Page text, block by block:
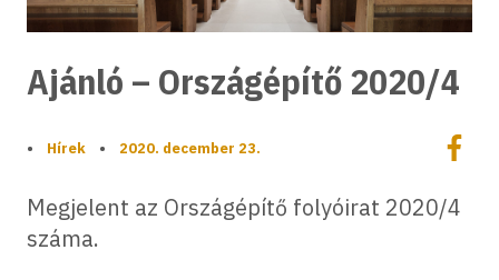
Ajánló – Országépítő 2020/4
• Hírek • 2020. december 23.
Megjelent az Országépítő folyóirat 2020/4
száma.